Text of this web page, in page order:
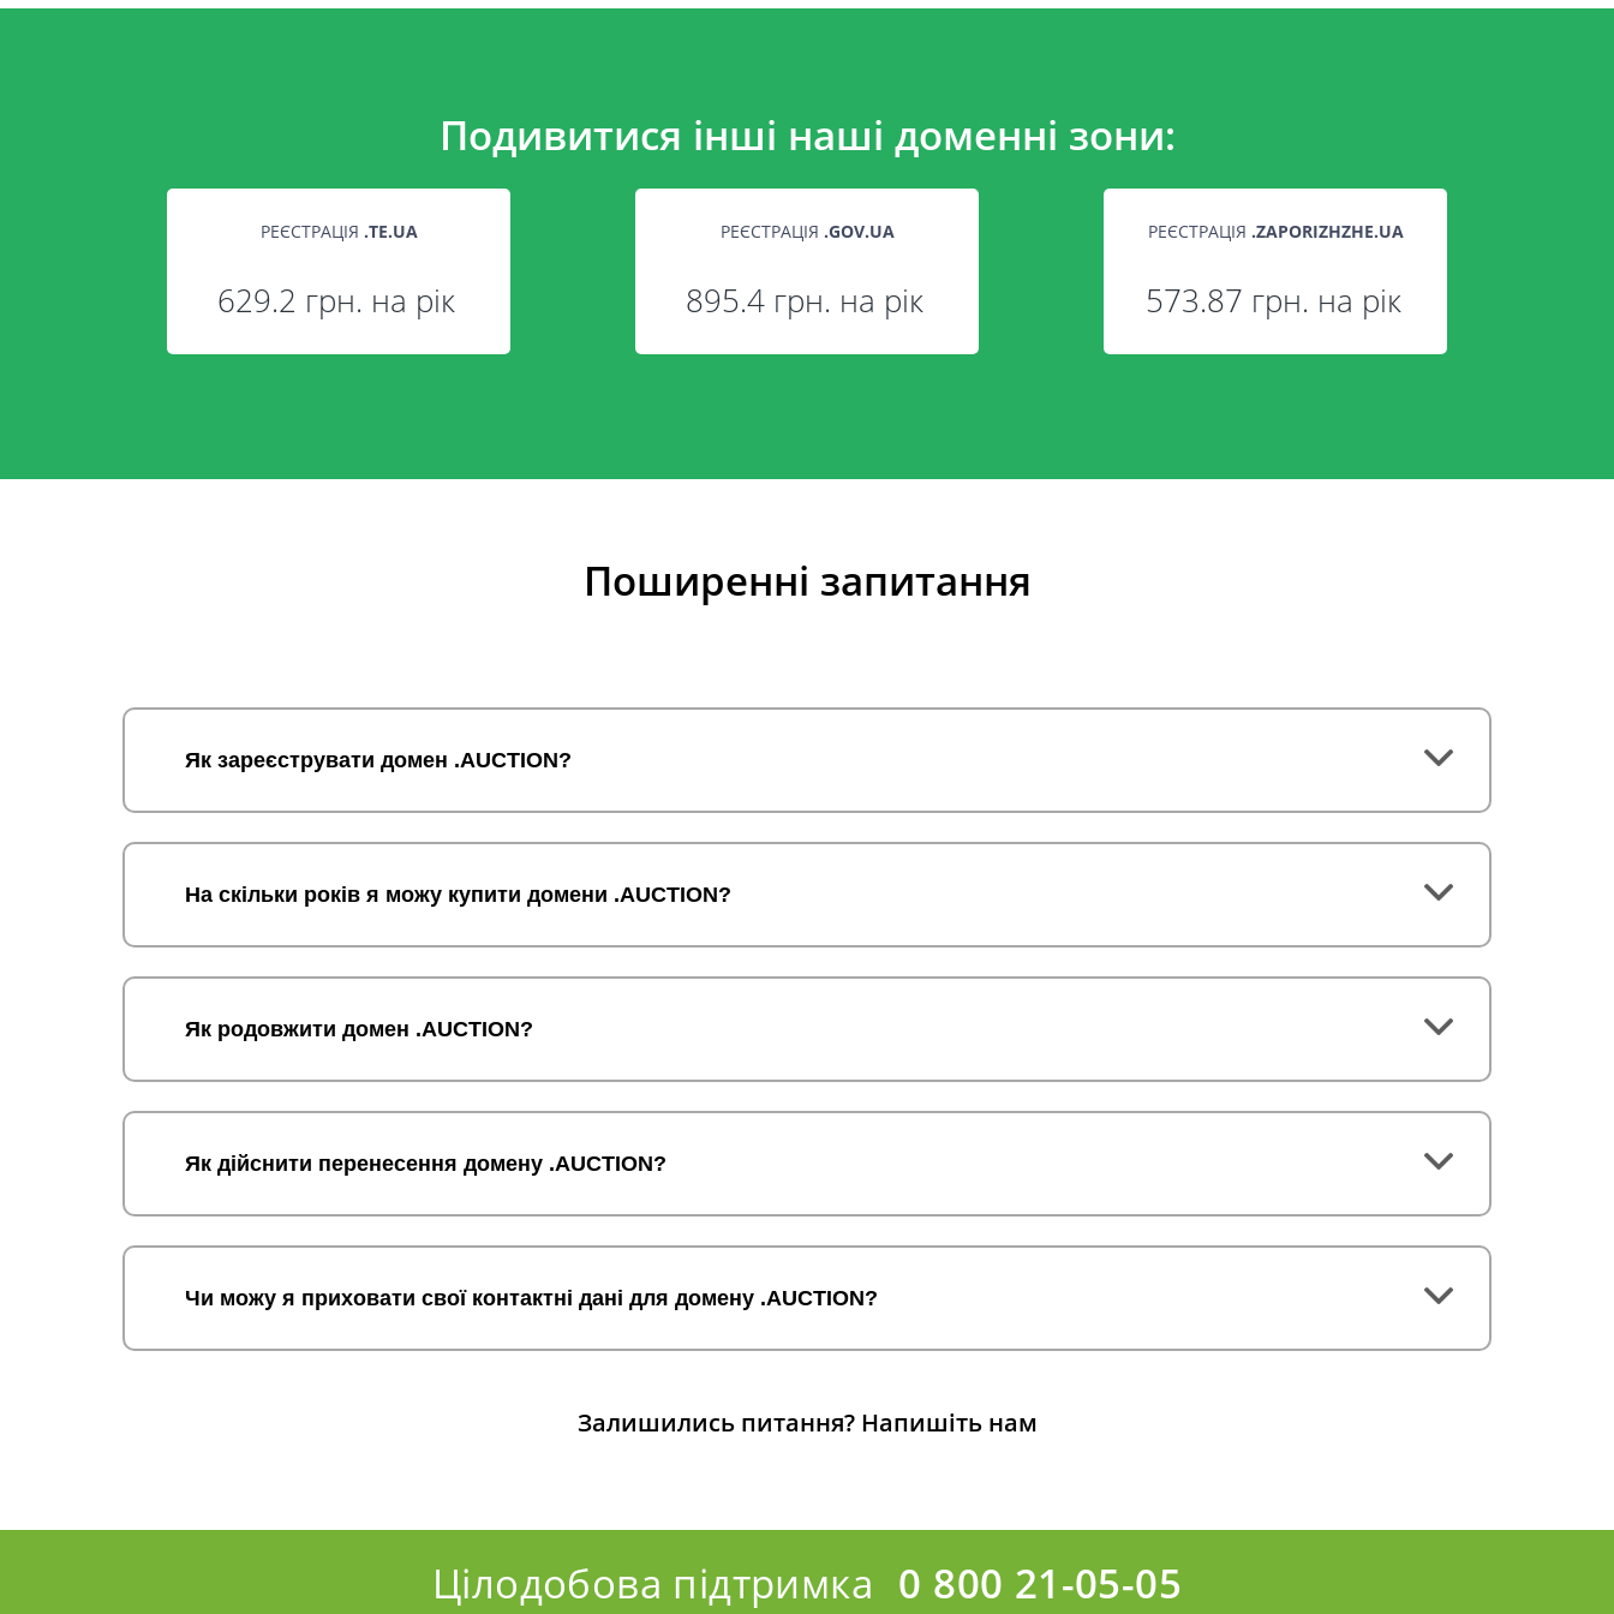
Подивитися інші наші доменні зони:
РЕЄСТРАЦІЯ .TE.UA
629.2 грн. на рік
РЕЄСТРАЦІЯ .GOV.UA
895.4 грн. на рік
РЕЄСТРАЦІЯ .ZAPORIZHZHE.UA
573.87 грн. на рік
Поширенні запитання
Як зареєструвати домен .AUCTION?
На скільки років я можу купити домени .AUCTION?
Як родовжити домен .AUCTION?
Як дійснити перенесення домену .AUCTION?
Чи можу я приховати свої контактні дані для домену .AUCTION?
Залишились питання? Напишіть нам
Цілодобова підтримка 0 800 21-05-05